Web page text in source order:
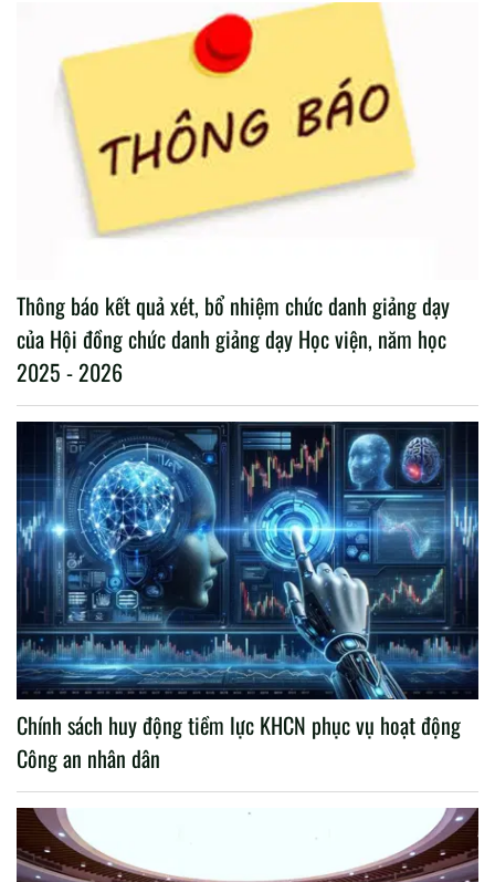
Thông báo kết quả xét, bổ nhiệm chức danh giảng dạy
của Hội đồng chức danh giảng dạy Học viện, năm học
2025 - 2026
Chính sách huy động tiềm lực KHCN phục vụ hoạt động
Công an nhân dân